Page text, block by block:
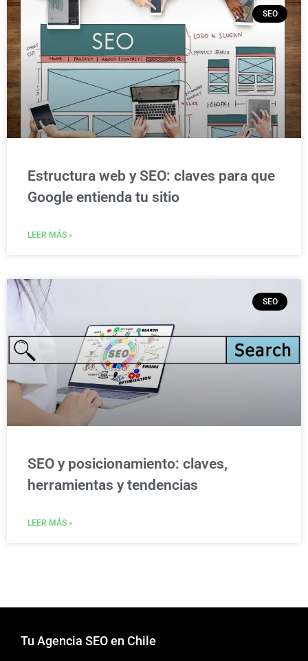
SEO
Estructura web y SEO: claves para que
Google entienda tu sitio
LEER MÁS »
SEO
SEO y posicionamiento: claves,
herramientas y tendencias
LEER MÁS »
Tu Agencia SEO en Chile